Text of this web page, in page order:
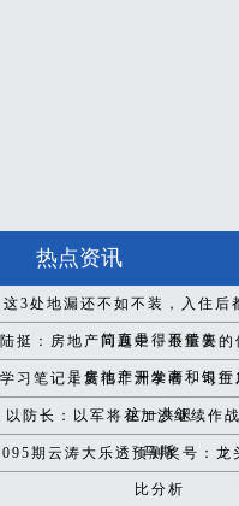
热点资讯
这3处地漏还不如不装，入住后
简直是得不偿失
陆挺：房地产问题中，最重要的
是房地产开发商和银行
学习笔记｜复信非洲学者，习主
这一共识
以防长：以军将在加沙继续作
马斯
095期云涛大乐透预测奖号：龙
比分析